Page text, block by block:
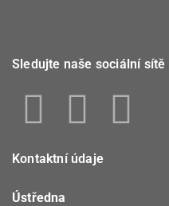
Sledujte naše sociální sítě
Kontaktní údaje
Ústředna